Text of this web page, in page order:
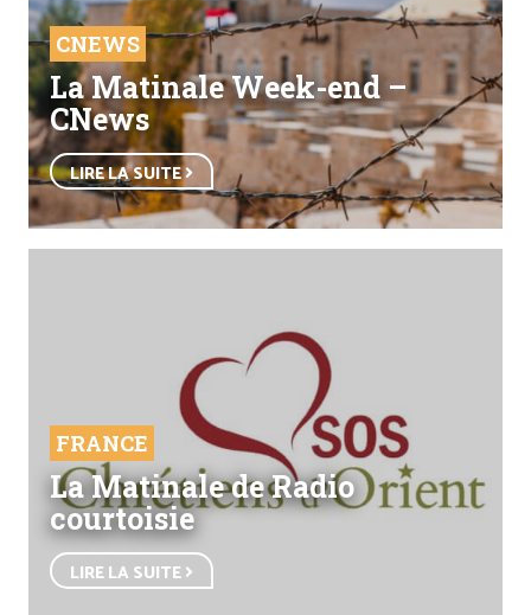
CNEWS
La Matinale Week-end –
CNews
LIRE LA SUITE
FRANCE
La Matinale de Radio
courtoisie
LIRE LA SUITE